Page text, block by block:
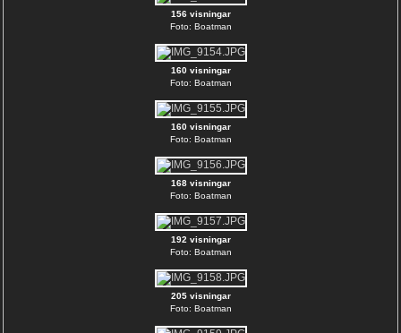
156 visningar
Foto: Boatman
160 visningar
Foto: Boatman
160 visningar
Foto: Boatman
168 visningar
Foto: Boatman
192 visningar
Foto: Boatman
205 visningar
Foto: Boatman